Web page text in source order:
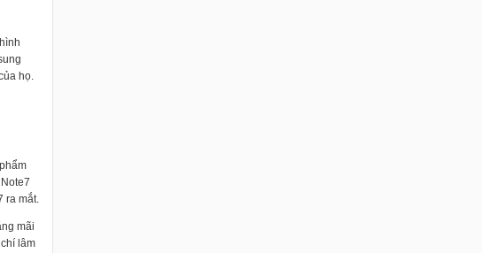
họ.
ra mắt.
mãi
lâm